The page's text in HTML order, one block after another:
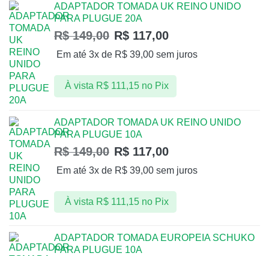
ADAPTADOR TOMADA UK REINO UNIDO
PARA PLUGUE 20A
R$149,00 R$ 117,00
Em até 3x de R$ 39,00 sem juros
À vista R$111,15 no Pix
ADAPTADOR TOMADA UK REINO UNIDO
PARA PLUGUE 10A
R$149,00 R$ 117,00
Em até 3x de R$ 39,00 sem juros
À vista R$111,15 no Pix
ADAPTADOR TOMADA EUROPEIA SCHUKO
PARA PLUGUE 10A